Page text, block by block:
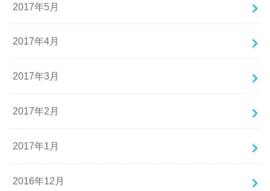
2017年5月
2017年4月
2017年3月
2017年2月
2017年1月
2016年12月